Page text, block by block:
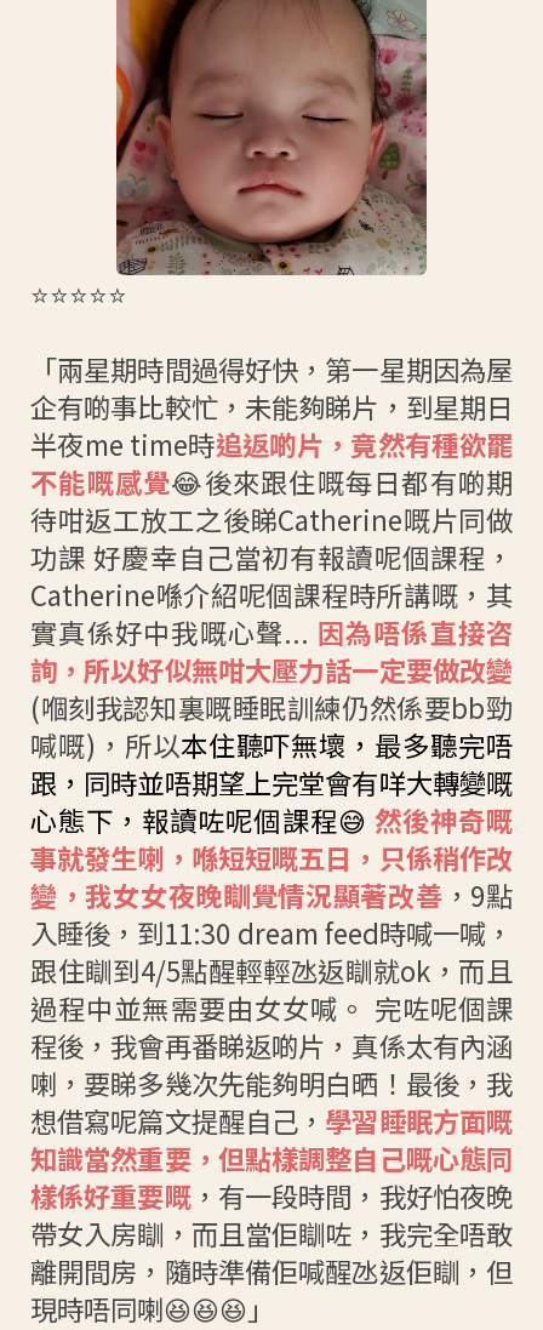
⭐⭐⭐⭐⭐
「兩星期時間過得好快，第一星期因為屋
企有啲事比較忙，未能夠睇片，到星期日
半夜me time時追返啲片，竟然有種欲罷
不能嘅感覺😂後來跟住嘅每日都有啲期
待咁返工放工之後睇Catherine嘅片同做
功課 好慶幸自己當初有報讀呢個課程，
Catherine喺介紹呢個課程時所講嘅，其
實真係好中我嘅心聲... 因為唔係直接咨
詢，所以好似無咁大壓力話一定要做改變
(嗰刻我認知裏嘅睡眠訓練仍然係要bb勁
喊嘅)，所以本住聽吓無壞，最多聽完唔
跟，同時並唔期望上完堂會有咩大轉變嘅
心態下，報讀咗呢個課程😅 然後神奇嘅
事就發生喇，喺短短嘅五日，只係稍作改
變，我女女夜晚瞓覺情況顯著改善 ，9點
入睡後，到11:30 dream feed時喊一喊，
跟住瞓到4/5點醒輕輕氹返瞓就ok，而且
過程中並無需要由女女喊。 完咗呢個課
程後，我會再番睇返啲片，真係太有內涵
喇，要睇多幾次先能夠明白晒！最後，我
想借寫呢篇文提醒自己， 學習睡眠方面嘅
知識當然重要，但點樣調整自己嘅心態同
樣係好重要嘅，有一段時間，我好怕夜晚
帶女入房瞓，而且當佢瞓咗，我完全唔敢
離開間房，隨時準備佢喊醒氹返佢瞓，但
現時唔同喇😆😆😆」